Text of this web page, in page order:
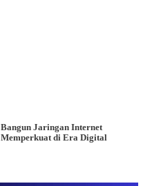
Bangun Jaringan Internet
Memperkuat di Era Digital